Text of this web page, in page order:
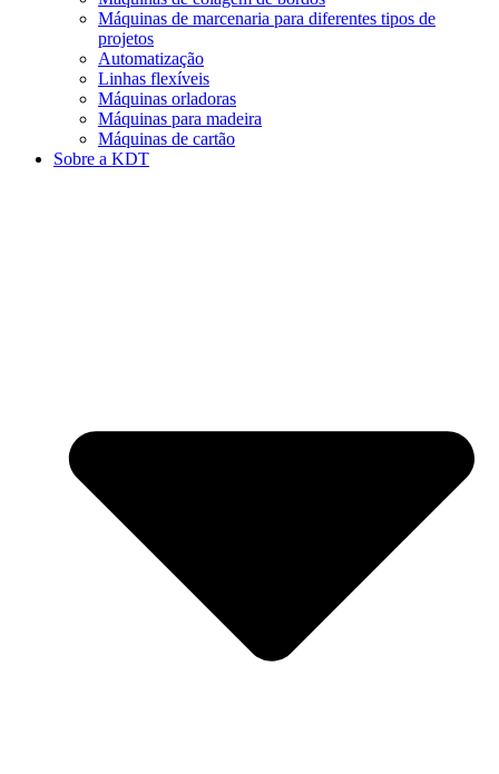
Máquinas de marcenaria para diferentes tipos de
projetos
Automatização
Linhas flexíveis
Máquinas orladoras
Máquinas para madeira
Máquinas de cartão
Sobre a KDT